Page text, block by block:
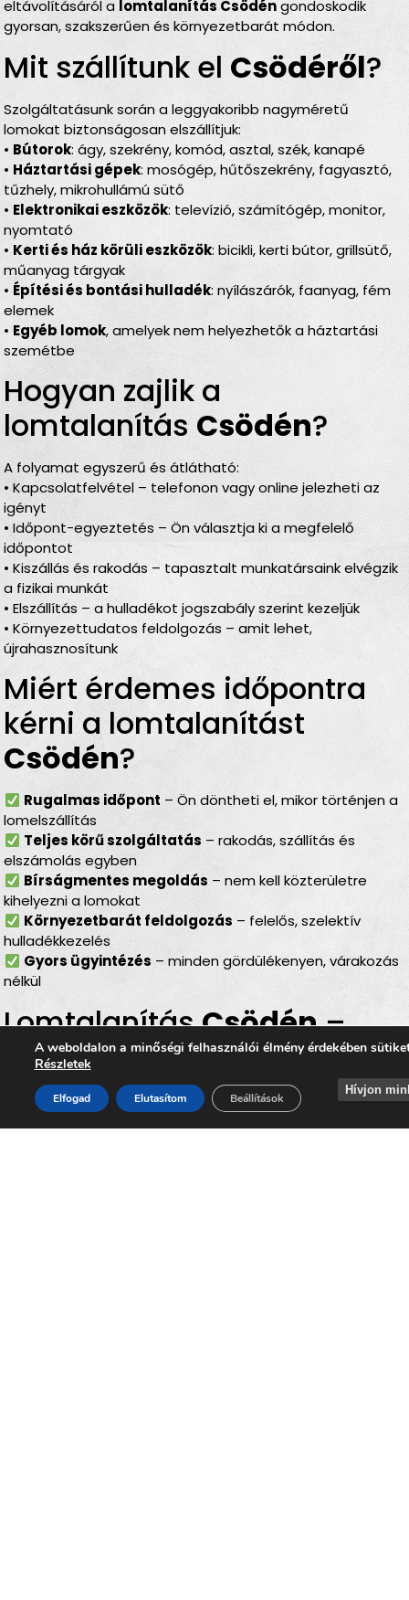
eltávolításáról a lomtalanítás Csödéngondoskodik
gyorsan, szakszerűen és környezetbarát módon.
Mit szállítunk el Csödéről?
Szolgáltatásunk során a leggyakoribb nagyméretű
lomokat biztonságosan elszállítjuk:
• Bútorok: ágy, szekrény, komód, asztal, szék, kanapé
• Háztartási gépek: mosógép, hűtőszekrény, fagyasztó,
tűzhely, mikrohullámú sütő
• Elektronikai eszközök: televízió, számítógép, monitor,
nyomtató
• Kerti és ház körüli eszközök: bicikli, kerti bútor, grillsütő,
műanyag tárgyak
• Építési és bontási hulladék: nyílászárók, faanyag, fém
elemek
• Egyéb lomok, amelyek nem helyezhetők a háztartási
szemétbe
Hogyan zajlik a
lomtalanítás Csödén?
A folyamat egyszerű és átlátható:
• Kapcsolatfelvétel – telefonon vagy online jelezheti az
igényt
• Időpont-egyeztetés – Ön választja ki a megfelelő
időpontot
• Kiszállás és rakodás – tapasztalt munkatársaink elvégzik
a fizikai munkát
• Elszállítás – a hulladékot jogszabály szerint kezeljük
• Környezettudatos feldolgozás – amit lehet,
újrahasznosítunk
Miért érdemes időpontra
kérni a lomtalanítást
Csödén?
Rugalmas időpont – Ön döntheti el, mikor történjen a
lomelszállítás
Teljes körű szolgáltatás – rakodás, szállítás és
elszámolás egyben
Bírságmentes megoldás – nem kell közterületre
kihelyezni a lomokat
Környezetbarát feldolgozás – felelős, szelektív
hulladékkezelés
Gyors ügyintézés – minden gördülékenyen, várakozás
nélkül
LomtalanításCsödén–
ideális választás minden
helyzetben
Legyen szóköltözésről, lakásfelújításról,
A weboldalon a minőségi felhasználói élmény érdekében
Részletek
Elfogad Elutasítom Beállítások
Hívjon